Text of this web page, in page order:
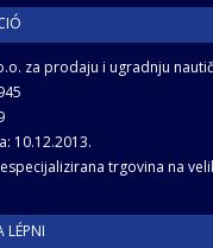
za prodaju i ugradnju
10.12.2013.
trgovina na
LÉPNI